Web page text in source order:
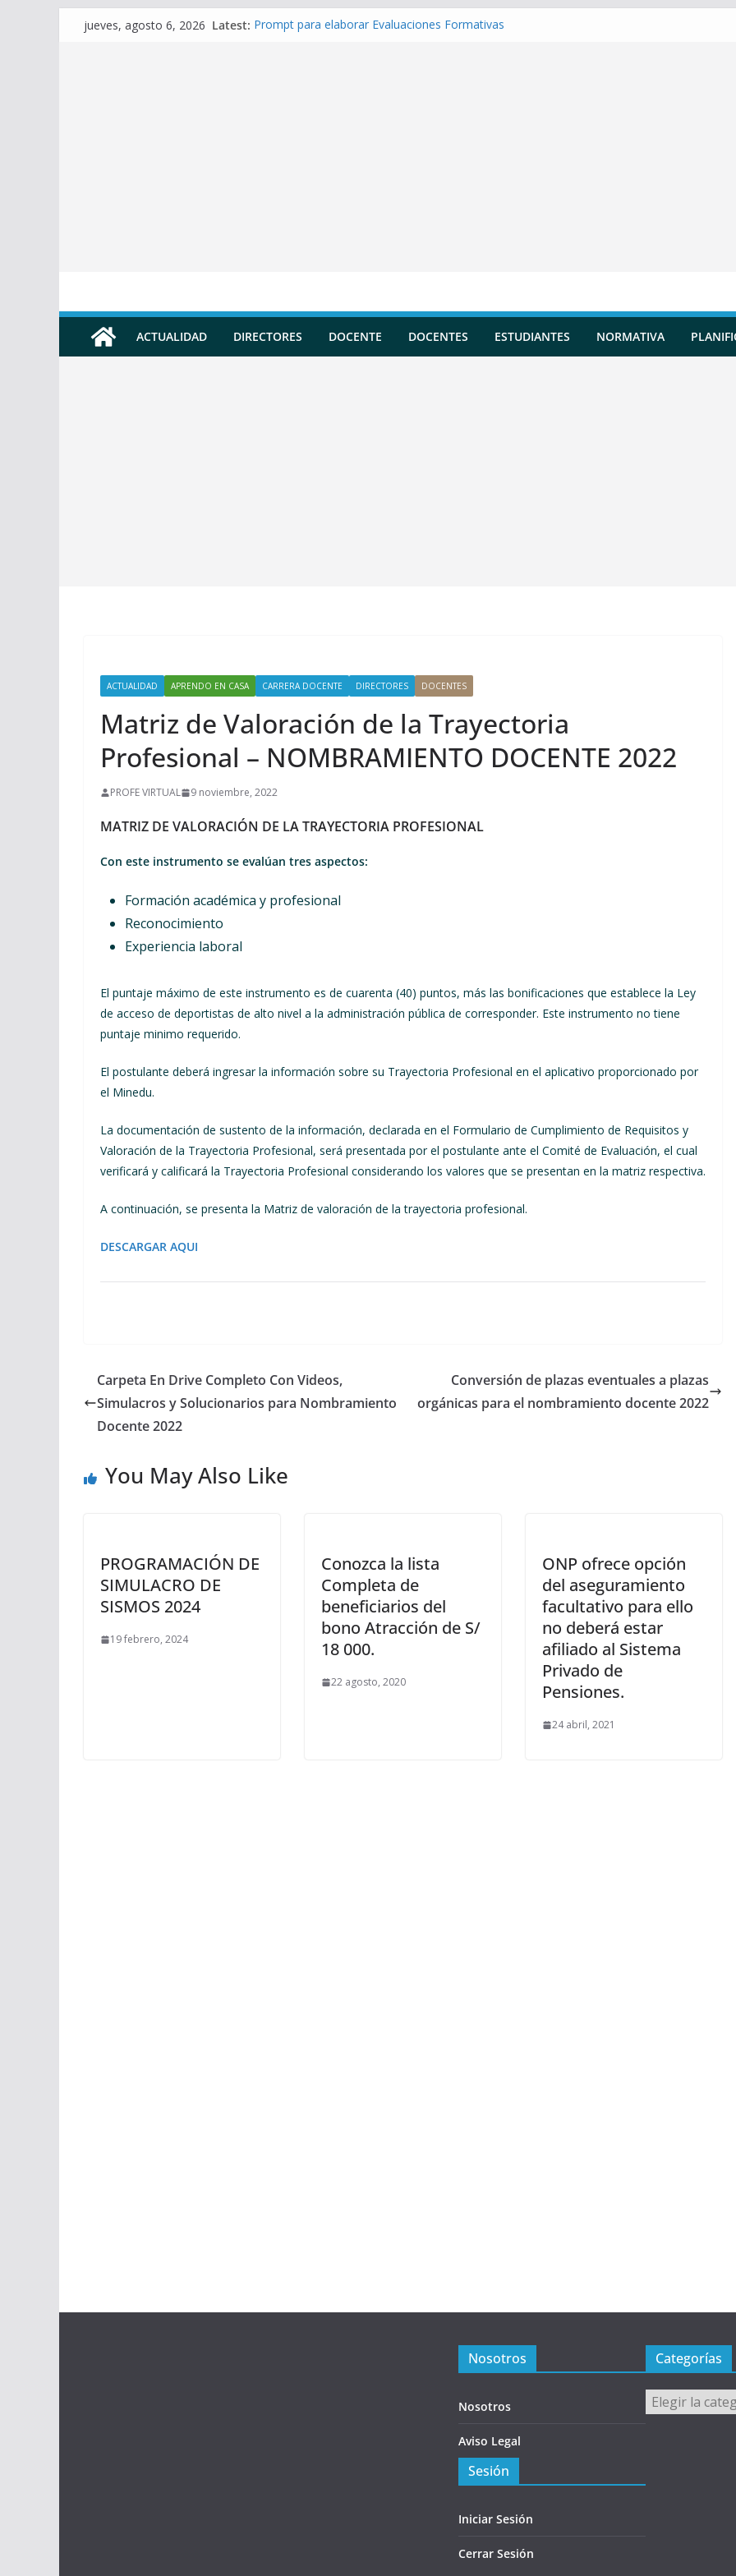
jueves, agosto 6, 2026 Latest: Prompt para elaborar Evaluaciones Formativas
ACTUALIDAD DIRECTORES DOCENTE DOCENTES ESTUDIANTES NORMATIVA
ACTUALIDAD APRENDO EN CASA CARRERA DOCENTE DIRECTORES DOCENTES
Matriz de Valoración de la Trayectoria
Profesional – NOMBRAMIENTO DOCENTE 2022
PROFE VIRTUAL 9 noviembre, 2022
MATRIZ DE VALORACIÓN DE LA TRAYECTORIA PROFESIONAL
Con este instrumento se evalúan tres aspectos:
Formación académica y profesional
Reconocimiento
Experiencia laboral
El puntaje máximo de este instrumento es de cuarenta (40) puntos, más las bonificaciones que establece la Ley
de acceso de deportistas de alto nivel a la administración pública de corresponder. Este instrumento no tiene
puntaje minimo requerido.
El postulante deberá ingresar la información sobre su Trayectoria Profesional en el aplicativo proporcionado por
el Minedu.
La documentación de sustento de la información, declarada en el Formulario de Cumplimiento de Requisitos y
Valoración de la Trayectoria Profesional, será presentada por el postulante ante el Comité de Evaluación, el cual
verificará y calificará la Trayectoria Profesional considerando los valores que se presentan en la matriz respectiva.
A continuación, se presenta la Matriz de valoración de la trayectoria profesional.
DESCARGAR AQUI
Carpeta En Drive Completo Con Videos,
Simulacros y Solucionarios para Nombramiento
Docente 2022
Conversión de plazas eventuales a plazas
orgánicas para el nombramiento docente 2022
You May Also Like
PROGRAMACIÓN DE
SIMULACRO DE
SISMOS 2024
19 febrero, 2024
Conozca la lista
Completa de
beneficiarios del
bono Atracción de S/
18 000.
22 agosto, 2020
ONP ofrece opción
del aseguramiento
facultativo para ello
no deberá estar
afiliado al Sistema
Privado de
Pensiones.
24 abril, 2021
Nosotros
Nosotros
Aviso Legal
Sesión
Iniciar Sesión
Cerrar Sesión
Categorías
Categorías